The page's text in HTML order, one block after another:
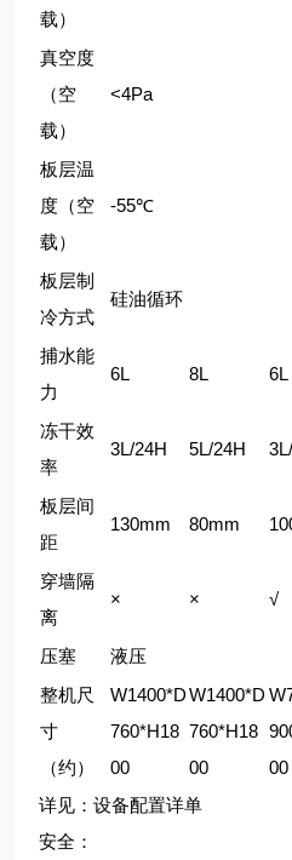
载）
真空度
（空
载）
<4Pa
板层温
度（空
载）
-55℃
板层制
冷方式
硅油循环
捕水能
力
6L 8L 6L
冻干效
率
3L/24H 5L/24H
板层间
距
130mm 80mm
穿墙隔
离
× × √
压塞
液压
整机尺
寸
（约）
W1400*D
760*H18
00
W1400*D
760*H18
00
00
详见：设备配置详单
安全：